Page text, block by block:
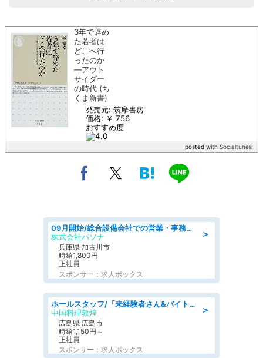
3年で辞め
た若者は
どこへ行
ったのか
―アウト
サイダー
の時代 (ち
くま新書)
発売元: 筑摩書房
価格: ￥ 756
おすすめ度
posted with Socialtunes
＞
09月開始/総合設備会社での営業・事務のお仕事/車通勤可/賞与あり/営業/営業事務
株式会社パソナ
兵庫県 加古川市
時給1,800円
正社員
スポンサー：求人ボックス
＞
ホールスタッフ/「未経験者さん&バイトデビューも大歓迎」残業ほぼなし×1日3時間〜勤務OK!フォロー体制も充実/広島県/広島市南区
中国料理敦煌
広島県 広島市
時給1,150円～
正社員
スポンサー：求人ボックス